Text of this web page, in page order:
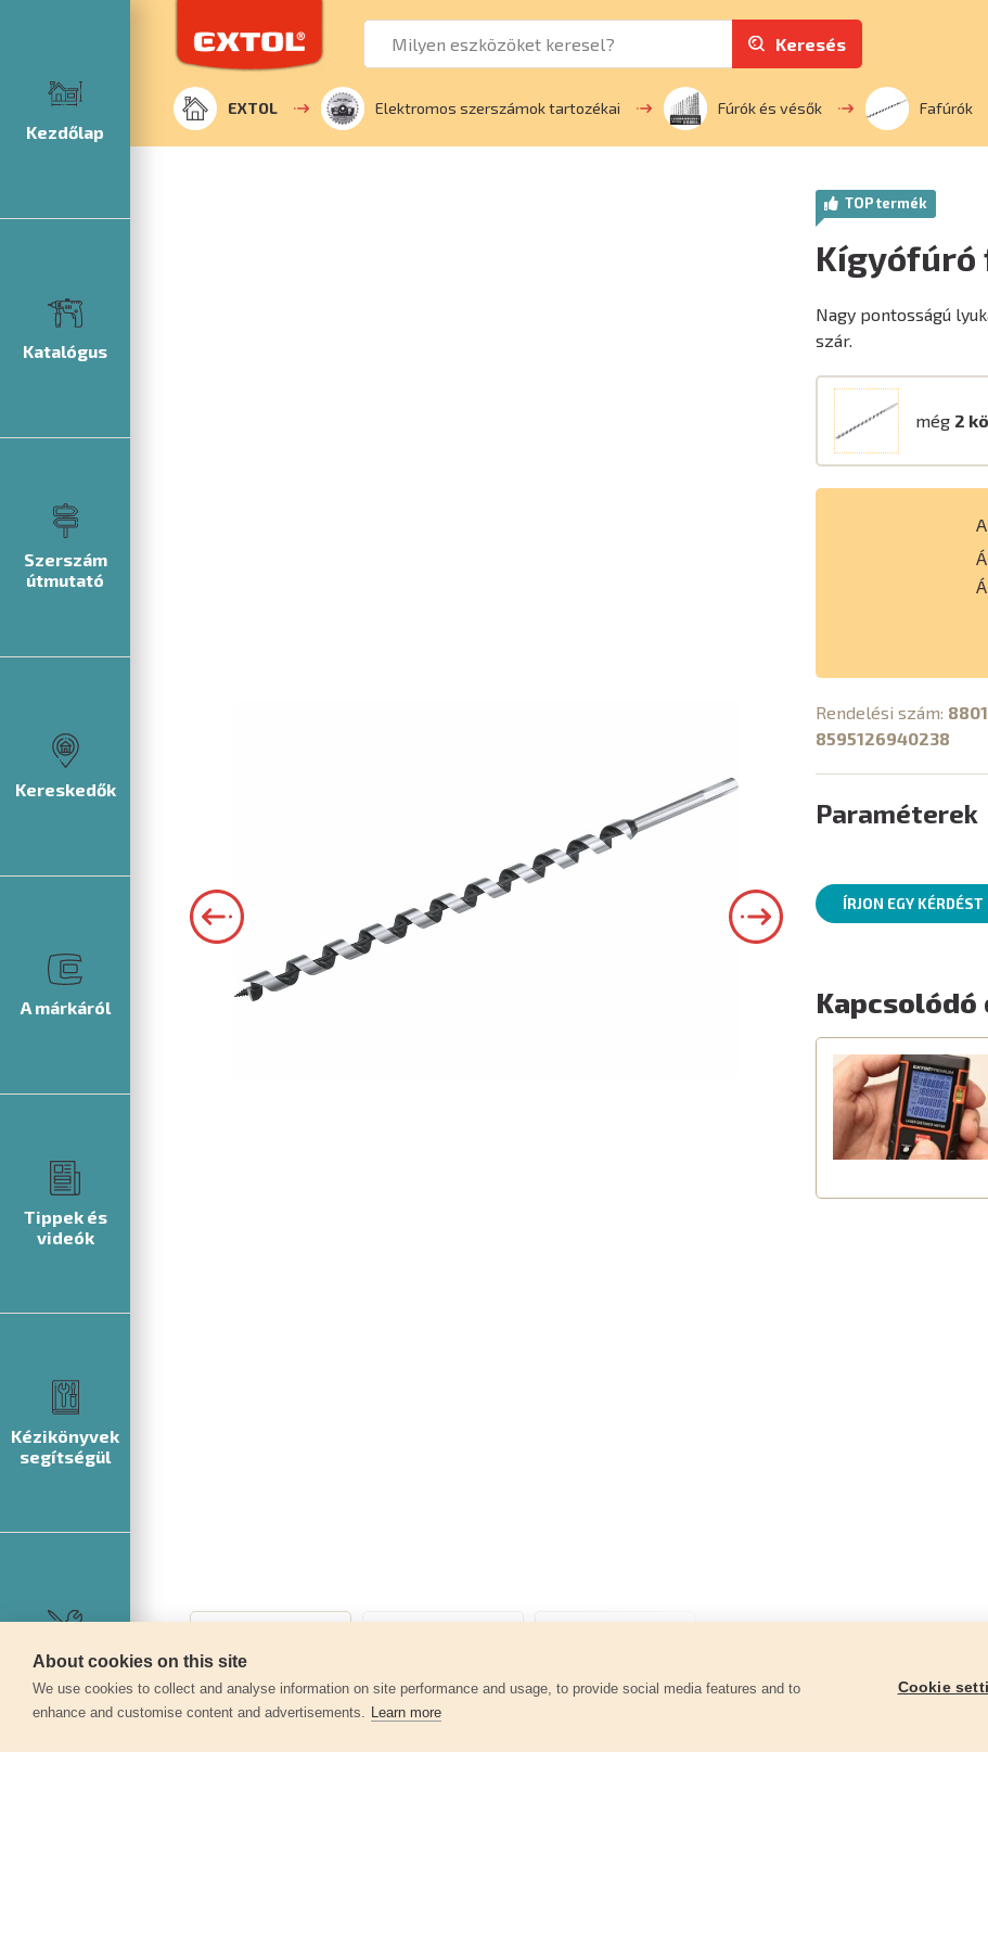
Kezdőlap
Katalógus
Szerszám
útmutató
Kereskedők
A márkáról
Tippek és
videók
Kézikönyvek
segítségül
Szerviz
Keresés
EXTOL Elektromos szerszámok tartozékai Fúrók és vésők Fafúrók
TOP termék
Kígyófúró
Nagy pontosságú
szár.
még 2
Rendelési szám:
8595126940238
Paraméterek
ÍRJON EGY KÉRDÉST
Kapcsolódó
About cookies on this site
We use cookies to collect and analyse information on site performance and usage, to provide social media features and to
enhance and customise content and advertisements. Learn more
Cookie